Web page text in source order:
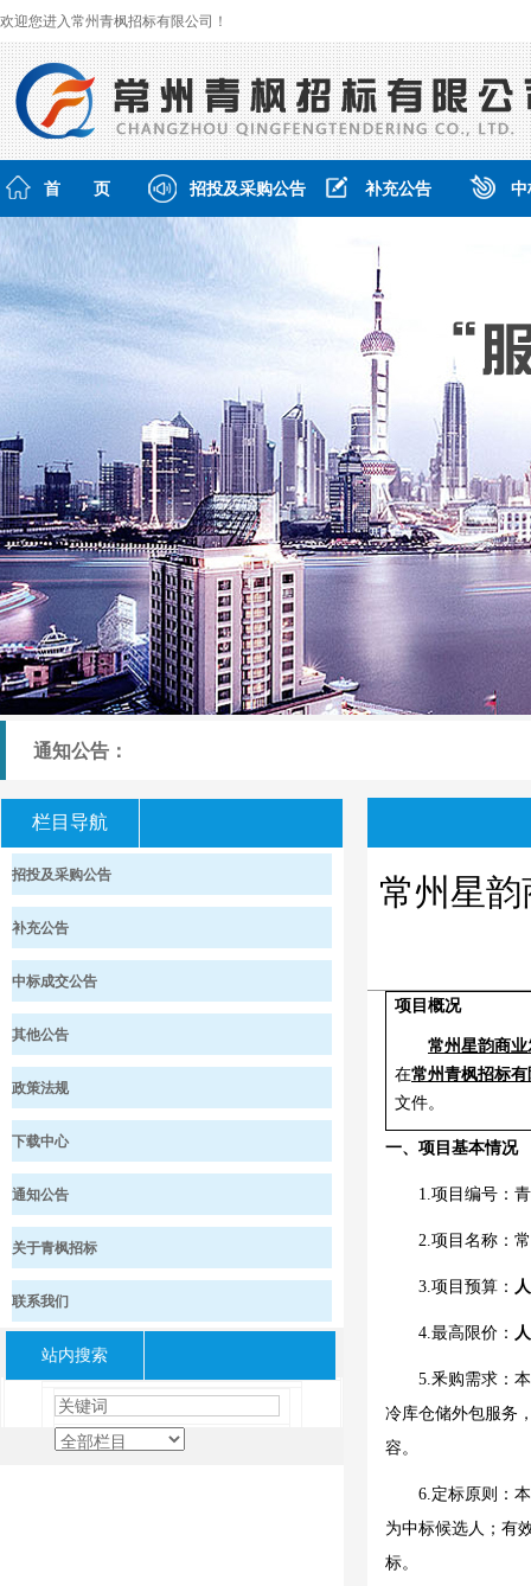
欢迎您进入常州青枫招标有限公司！
首 页 招投及采购公告 补充公告
通知公告：
栏目导航
招投及采购公告
补充公告
中标成交公告
其他公告
政策法规
下载中心
通知公告
关于青枫招标
联系我们
站内搜索
常州星
项目概况
常州星韵商
在常州青枫招标
文件。
一、项目基本情况
1.项目编号：
2.项目名称：
3.项目预算 ：
4.最高限价 ：
5.釆购需求：
冷库仓储外包服务
容。
6.定标原则：
为中标候选人；有
标。